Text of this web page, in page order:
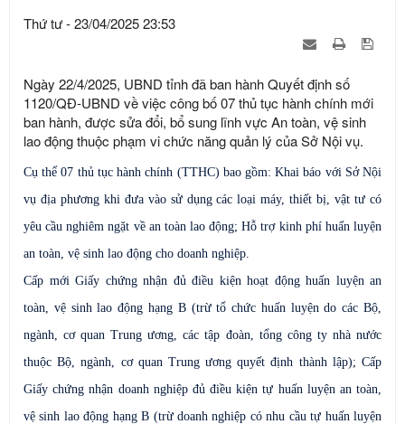
Thứ tư - 23/04/2025 23:53
Ngày 22/4/2025, UBND tỉnh đã ban hành Quyết định số
1120/QĐ-UBND về việc công bố 07 thủ tục hành chính mới
ban hành, được sửa đổi, bổ sung lĩnh vực An toàn, vệ sinh
lao động thuộc phạm vi chức năng quản lý của Sở Nội vụ.
Cụ thể 07 thủ tục hành chính (TTHC) bao gồm: Khai báo với Sở Nội
vụ địa phương khi đưa vào sử dụng các loại máy, thiết bị, vật tư có
yêu cầu nghiêm ngặt về an toàn lao động; Hỗ trợ kinh phí huấn luyện
an toàn, vệ sinh lao động cho doanh nghiệp.
Cấp mới Giấy chứng nhận đủ điều kiện hoạt động huấn luyện an
toàn, vệ sinh lao động hạng B (trừ tổ chức huấn luyện do các Bộ,
ngành, cơ quan Trung ương, các tập đoàn, tổng công ty nhà nước
thuộc Bộ, ngành, cơ quan Trung ương quyết định thành lập); Cấp
Giấy chứng nhận doanh nghiệp đủ điều kiện tự huấn luyện an toàn,
vệ sinh lao động hạng B (trừ doanh nghiệp có nhu cầu tự huấn luyện